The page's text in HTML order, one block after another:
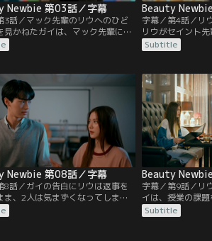
Newbie 第03話／字幕
3話／マック先輩のリウへのひど
見かねたガイは、マック先輩に手
のまま騒動に発展。教授にバレて
、セイント先輩がガイを助けてく
計なことを頼んでしまった”と謝
からは自分がリウの面倒を見ると
そんな中、フェーは新たな策略を
Beauty
字幕／第4話／リ
リウがセイント
姿を見てしまう
らは自分がリウ
先輩に送った黒
て証拠捜しを始
は大学をサボっ
いき…。
Subtitle
Newbie 第08話／字幕
8話／ガイの告白にリウは返事を
ま、2人は気まずくなってしま
では、学園祭の時に倒れたフェー
介抱したことで、2人はお似合い
Beauty
字幕／第9話／リ
イは、授業の課
とペアを組んだ
わざわざ野外の
Subtitle